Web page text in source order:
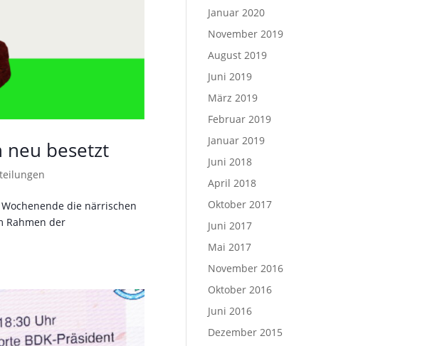
neu besetzt
die närrischen
Rahmen der
Januar 2020
November 2019
August 2019
Juni 2019
März 2019
Februar 2019
Januar 2019
Juni 2018
April 2018
Oktober 2017
Juni 2017
Mai 2017
November 2016
Oktober 2016
Juni 2016
Dezember 2015